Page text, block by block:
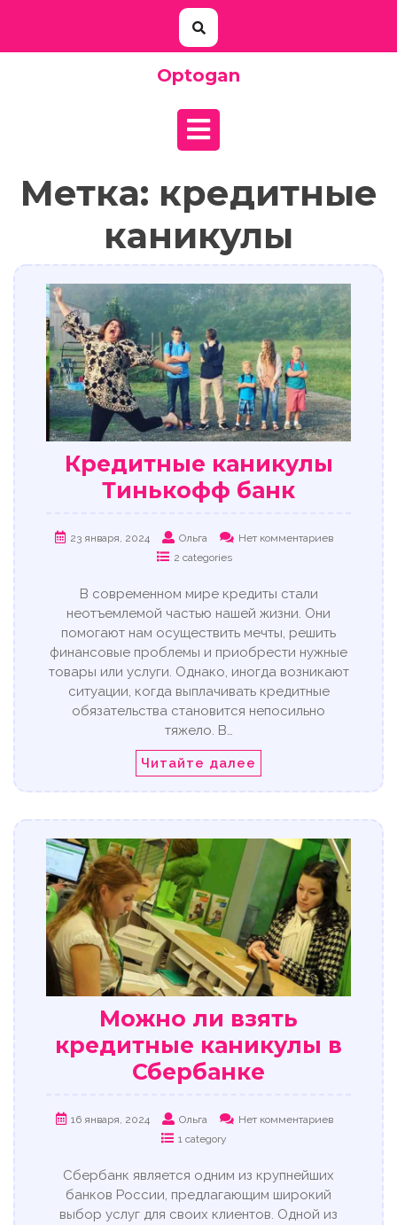
Optogan
Метка: кредитные
каникулы
Кредитные каникулы
Тинькофф банк
23 января, 2024 Ольга
Нет комментариев
2 categories
В современном мире кредиты стали
неотъемлемой частью нашей жизни. Они
помогают нам осуществить мечты, решить
финансовые проблемы и приобрести нужные
товары или услуги. Однако, иногда возникают
ситуации, когда выплачивать кредитные
обязательства становится непосильно
тяжело. В…
Читайте далее
Можно ли взять
кредитные каникулы в
Сбербанке
16 января, 2024 Ольга
Нет комментариев
1 category
Сбербанк является одним из крупнейших
банков России, предлагающим широкий
выбор услуг для своих клиентов. Одной из